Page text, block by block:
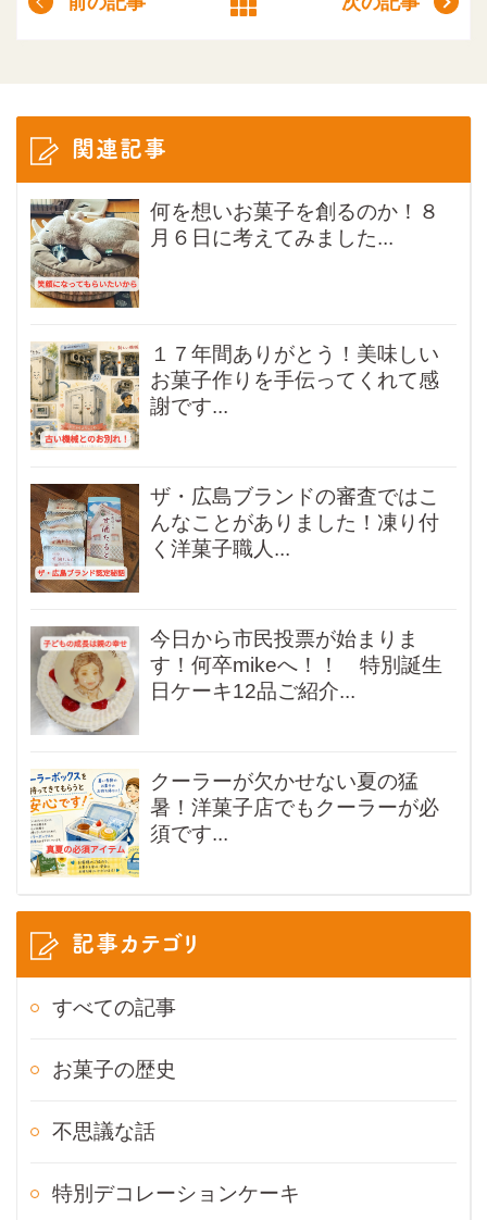
関連記事
何を想いお菓子を創るのか！８
月６日に考えてみました...
１７年間ありがとう！美味しい
お菓子作りを手伝ってくれて感
謝です...
ザ・広島ブランドの審査ではこ
んなことがありました！凍り付
く洋菓子職人...
今日から市民投票が始まりま
す！何卒mikeへ！！ 特別誕生
日ケーキ12品ご紹介...
クーラーが欠かせない夏の猛
暑！洋菓子店でもクーラーが必
須です...
記事カテゴリ
すべての記事
お菓子の歴史
不思議な話
特別デコレーションケーキ